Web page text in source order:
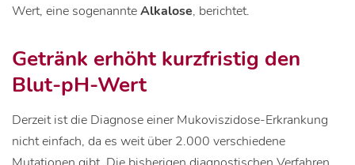
Wert, eine sogenannteAlkalose, berichtet.
Getränk erhöht kurzfristig den
Blut-pH-Wert
Derzeit ist die Diagnose einer Mukoviszidose-Erkrankung
nicht einfach, da es weit über 2.000 verschiedene